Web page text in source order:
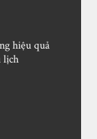
hiệu quả
lịch